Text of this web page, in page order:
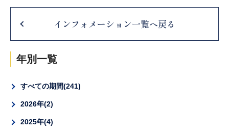
インフォメーション一覧へ戻る
年別一覧
すべての期間 241
2026年 2
2025年 4